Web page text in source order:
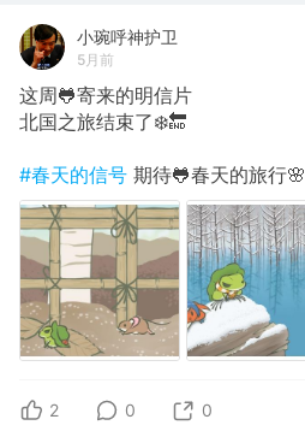
小琬呼神护卫
5月前
这周🐸寄来的明信片
北国之旅结束了❄️🔚
#春天的信号 期待🐸春天的旅行🌸
2 0 0